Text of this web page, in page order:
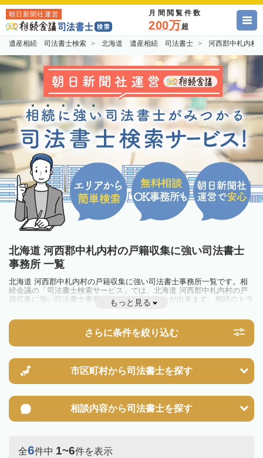
朝日新聞社運営 月間閲覧件数
200万超
遺産相続 司法書士検索 北海道 遺産相続 司法書士 河西郡中札内
北海道 河西郡中札内村の戸籍収集に強い司法書士
事務所 一覧
北海道 河西郡中札内村の戸籍収集に強い司法書士事務所一覧です。相
続会議の「司法書士検索サービス」では、北海道 河西郡中札内村の戸
籍収集に強い司法書士事務所を一覧で見ることが出来ます。相続のトラ
ブルやお悩みを抱えている方は一度近隣の司法書士に相談してみましょ
もっと見る
さらに条件を絞り込む
市区町村から司法書士を探す
相談内容から司法書士を探す
全6件中 1~6件を表示